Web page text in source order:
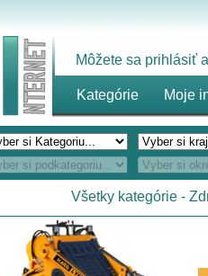
Môžete sa prihlásiť
Kategórie Moje
Všetky kategórie -